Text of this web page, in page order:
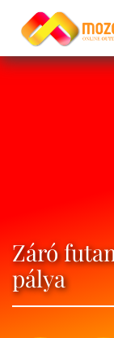
Záró
pálya